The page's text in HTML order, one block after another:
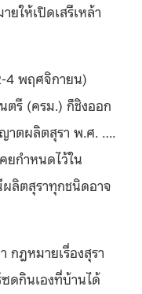
ยให้เปิดเสรีเหล้า
4 พฤศจิกายน)
ตรี (ครม.) ก็ชิงออก
าตผลิตสุรา พ.ศ. ….
ยกำหนดไว้ใน
ลิตสุราทุกชนิดอาจ
กฎหมายเรื่องสุรา
ซดกินเองที่บ้านได้